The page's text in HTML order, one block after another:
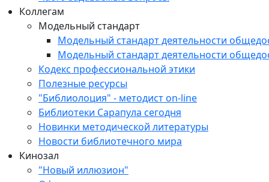
Коллегам
Модельный стандарт
Модельный стандарт деятельности
Модельный стандарт деятельности
Кодекс профессиональной этики
Полезные ресурсы
"Библиолоция" - методист on-line
Библиотеки Сарапула сегодня
Новинки методической литературы
Новости библиотечного мира
Кинозал
"Новый иллюзион"